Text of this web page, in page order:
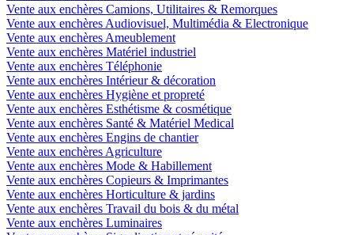
Vente aux enchères Camions, Utilitaires & Remorques
Vente aux enchères Audiovisuel, Multimédia & Electronique
Vente aux enchères Ameublement
Vente aux enchères Matériel industriel
Vente aux enchères Téléphonie
Vente aux enchères Intérieur & décoration
Vente aux enchères Hygiène et propreté
Vente aux enchères Esthétisme & cosmétique
Vente aux enchères Santé & Matériel Medical
Vente aux enchères Engins de chantier
Vente aux enchères Agriculture
Vente aux enchères Mode & Habillement
Vente aux enchères Copieurs & Imprimantes
Vente aux enchères Horticulture & jardins
Vente aux enchères Travail du bois & du métal
Vente aux enchères Luminaires